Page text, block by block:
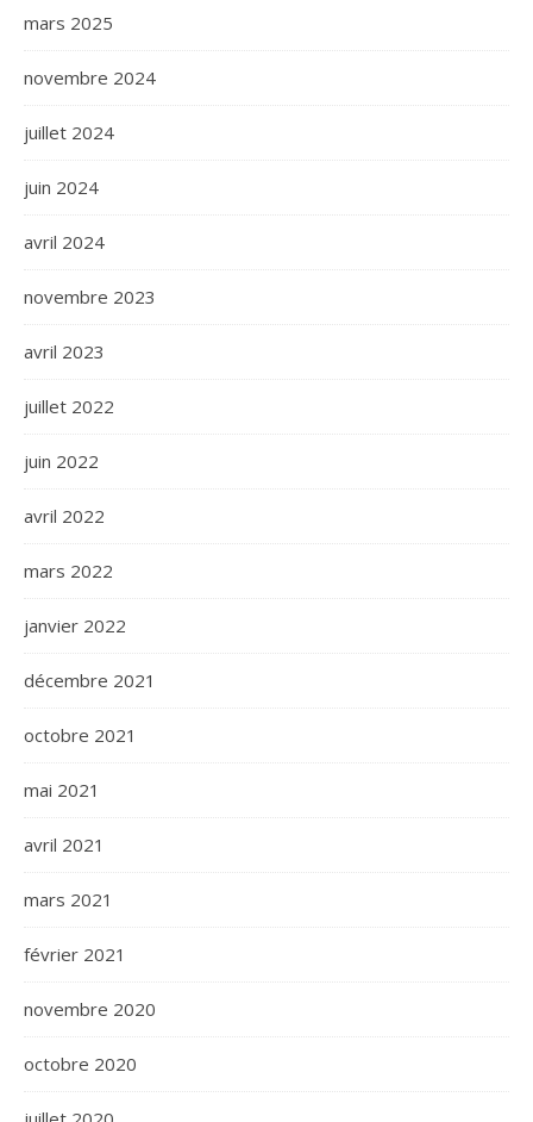
mars 2025
novembre 2024
juillet 2024
juin 2024
avril 2024
novembre 2023
avril 2023
juillet 2022
juin 2022
avril 2022
mars 2022
janvier 2022
décembre 2021
octobre 2021
mai 2021
avril 2021
mars 2021
février 2021
novembre 2020
octobre 2020